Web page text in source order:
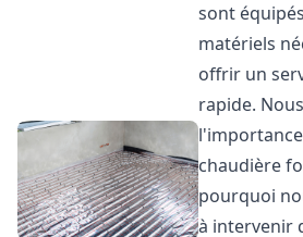
sont
matériels
offrir un
rapide.
chaudière
pourquoi
à intervenir